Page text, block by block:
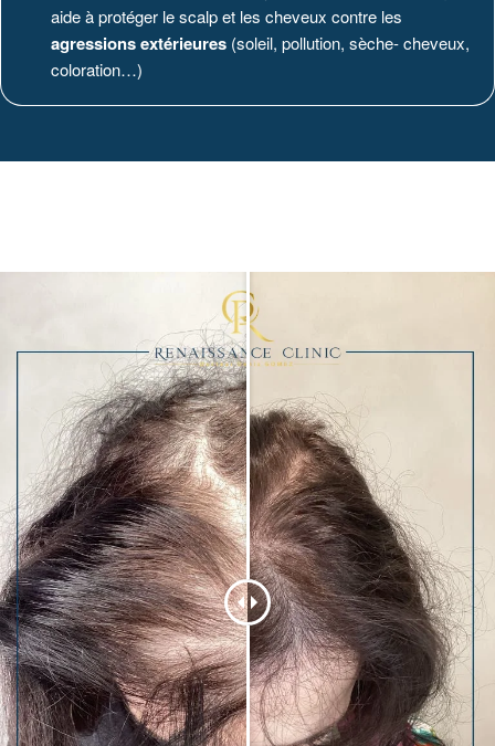
aide à protéger le scalp et les cheveux contre les
agressions extérieures (soleil, pollution, sèche- cheveux,
coloration…)